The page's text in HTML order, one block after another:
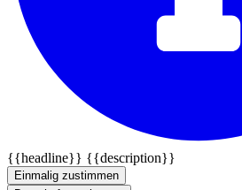
{{headline}} {{description}}
Einmalig zustimmen